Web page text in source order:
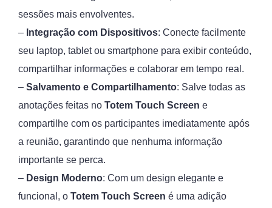
sessões mais envolventes.
– Integração com Dispositivos: Conecte facilmente
seu laptop, tablet ou smartphone para exibir conteúdo,
compartilhar informações e colaborar em tempo real.
– Salvamento e Compartilhamento: Salve todas as
anotações feitas no Totem Touch Screen e
compartilhe com os participantes imediatamente após
a reunião, garantindo que nenhuma informação
importante se perca.
– Design Moderno: Com um design elegante e
funcional, o Totem Touch Screen é uma adição